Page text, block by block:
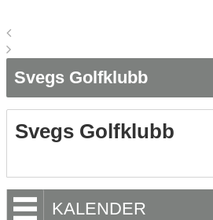
Svegs Golfklubb
Svegs Golfklubb
KALENDER